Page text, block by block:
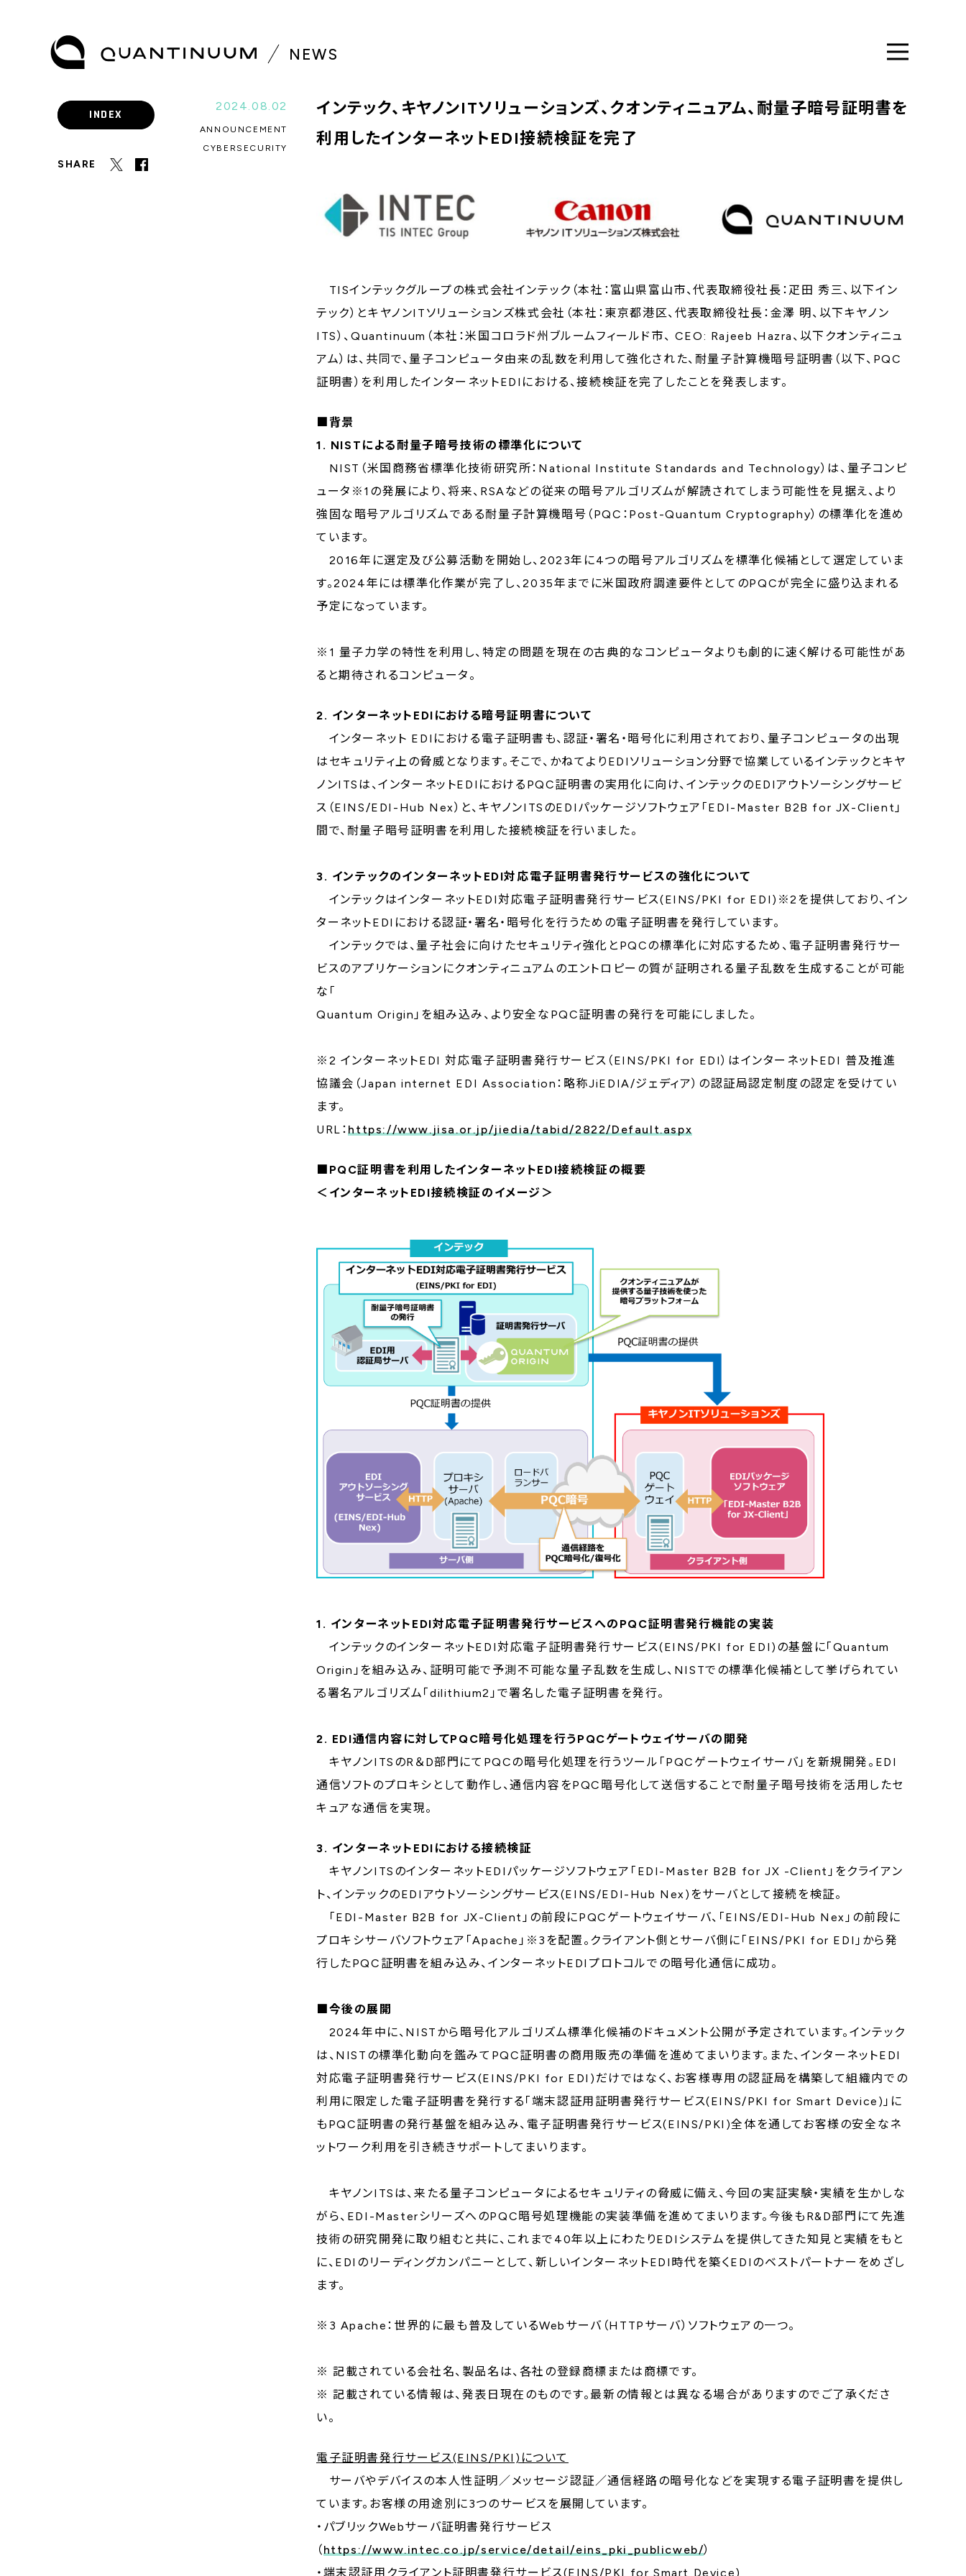
N EWS
INDEX
SHARE
2024.08.02
ANNOUNCEMENT
CYBERSECURITY
インテック、キヤノンITソリューションズ、クオンティニュアム、耐量子暗号証明書を
利用したインターネットEDI接続検証を完了
TISインテックグループの株式会社インテック（本社：富山県富山市、代表取締役社長：疋田 秀三、以下イン
テック）とキヤノンITソリューションズ株式会社（本社：東京都港区、代表取締役社長：金澤 明、以下キヤノン
ITS）、Quantinuum（本社：米国コロラド州ブルームフィールド市、 CEO: Rajeeb Hazra、以下クオンティニュ
アム）は、共同で、量子コンピュータ由来の乱数を利用して強化された、耐量子計算機暗号証明書（以下、PQC
証明書）を利用したインターネットEDIにおける、接続検証を完了したことを発表します。
■背景
1. NISTによる耐量子暗号技術の標準化について
NIST（米国商務省標準化技術研究所：National Institute Standards and Technology）は、量子コンピ
ュータ※1の発展により、将来、RSAなどの従来の暗号アルゴリズムが解読されてしまう可能性を見据え、より
強固な暗号アルゴリズムである耐量子計算機暗号（PQC：Post-Quantum Cryptography）の標準化を進め
ています。
2016年に選定及び公募活動を開始し、2023年に4つの暗号アルゴリズムを標準化候補として選定していま
す。2024年には標準化作業が完了し、2035年までに米国政府調達要件としてのPQCが完全に盛り込まれる
予定になっています。
※1 量子力学の特性を利用し、特定の問題を現在の古典的なコンピュータよりも劇的に速く解ける可能性があ
ると期待されるコンピュータ。
2. インターネットEDIにおける暗号証明書について
インターネット EDIにおける電子証明書も、認証・署名・暗号化に利用されており、量子コンピュータの出現
はセキュリティ上の脅威となります。そこで、かねてよりEDIソリューション分野で協業しているインテックとキヤ
ノンITSは、インターネットEDIにおけるPQC証明書の実用化に向け、インテックのEDIアウトソーシングサービ
ス（EINS/EDI-Hub Nex）と、キヤノンITSのEDIパッケージソフトウェア「EDI-Master B2B for JX-Client」
間で、耐量子暗号証明書を利用した接続検証を行いました。
3. インテックのインターネットEDI対応電子証明書発行サービスの強化について
インテックはインターネットEDI対応電子証明書発行サービス(EINS/PKI for EDI)※2を提供しており、イン
ターネットEDIにおける認証・署名・暗号化を行うための電子証明書を発行しています。
インテックでは、量子社会に向けたセキュリティ強化とPQCの標準化に対応するため、電子証明書発行サー
ビスのアプリケーションにクオンティニュアムのエントロピーの質が証明される量子乱数を生成することが可能
な「
Quantum Origin」を組み込み、より安全なPQC証明書の発行を可能にしました。
※2 インターネットEDI 対応電子証明書発行サービス（EINS/PKI for EDI）はインターネットEDI 普及推進
協議会（Japan internet EDI Association：略称JiEDIA/ジェディア）の認証局認定制度の認定を受けてい
ます。
URL：https://www.jisa.or.jp/jiedia/tabid/2822/Default.aspx
■PQC証明書を利用したインターネットEDI接続検証の概要
＜インターネットEDI接続検証のイメージ＞
1. インターネットEDI対応電子証明書発行サービスへのPQC証明書発行機能の実装
インテックのインターネットEDI対応電子証明書発行サービス(EINS/PKI for EDI)の基盤に「Quantum
Origin」を組み込み、証明可能で予測不可能な量子乱数を生成し、NISTでの標準化候補として挙げられてい
る署名アルゴリズム「dilithium2」で署名した電子証明書を発行。
2. EDI通信内容に対してPQC暗号化処理を行うPQCゲートウェイサーバの開発
キヤノンITSのR＆D部門にてPQCの暗号化処理を行うツール「PQCゲートウェイサーバ」を新規開発。EDI
通信ソフトのプロキシとして動作し、通信内容をPQC暗号化して送信することで耐量子暗号技術を活用したセ
キュアな通信を実現。
3. インターネットEDIにおける接続検証
キヤノンITSのインターネットEDIパッケージソフトウェア「EDI-Master B2B for JX -Client」をクライアン
ト、インテックのEDIアウトソーシングサービス(EINS/EDI-Hub Nex)をサーバとして接続を検証。
「EDI-Master B2B for JX-Client」の前段にPQCゲートウェイサーバ、「EINS/EDI-Hub Nex」の前段に
プロキシサーバソフトウェア「Apache」※3を配置。クライアント側とサーバ側に「EINS/PKI for EDI」から発
行したPQC証明書を組み込み、インターネットEDIプロトコルでの暗号化通信に成功。
■今後の展開
2024年中に、NISTから暗号化アルゴリズム標準化候補のドキュメント公開が予定されています。インテック
は、NISTの標準化動向を鑑みてPQC証明書の商用販売の準備を進めてまいります。また、インターネットEDI
対応電子証明書発行サービス(EINS/PKI for EDI)だけではなく、お客様専用の認証局を構築して組織内での
利用に限定した電子証明書を発行する「端末認証用証明書発行サービス(EINS/PKI for Smart Device)」に
もPQC証明書の発行基盤を組み込み、電子証明書発行サービス(EINS/PKI)全体を通してお客様の安全なネ
ットワーク利用を引き続きサポートしてまいります。
キヤノンITSは、来たる量子コンピュータによるセキュリティの脅威に備え、今回の実証実験・実績を生かしな
がら、EDI-MasterシリーズへのPQC暗号処理機能の実装準備を進めてまいります。今後もR&D部門にて先進
技術の研究開発に取り組むと共に、これまで40年以上にわたりEDIシステムを提供してきた知見と実績をもと
に、EDIのリーディングカンパニーとして、新しいインターネットEDI時代を築くEDIのベストパートナーをめざし
ます。
※3 Apache：世界的に最も普及しているWebサーバ（HTTPサーバ）ソフトウェアの一つ。
※ 記載されている会社名、製品名は、各社の登録商標または商標です。
※ 記載されている情報は、発表日現在のものです。最新の情報とは異なる場合がありますのでご了承くださ
い。
電子証明書発行サービス(EINS/PKI)について
サーバやデバイスの本人性証明／メッセージ認証／通信経路の暗号化などを実現する電子証明書を提供し
ています。お客様の用途別に3つのサービスを展開しています。
・パブリックWebサーバ証明書発行サービス
（https://www.intec.co.jp/service/detail/eins_pki_publicweb/）
・端末認証用クライアント証明書発行サービス(EINS/PKI for Smart Device)